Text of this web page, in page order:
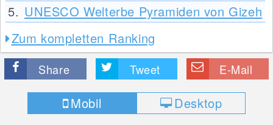
5. UNESCO Welterbe Pyramiden von Gizeh
Zum kompletten Ranking
Share Tweet E-Mail
Mobil Desktop